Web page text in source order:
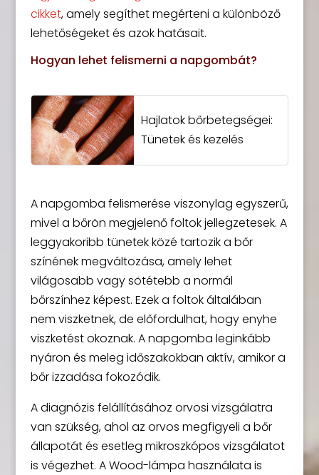
cikket, amely segíthet megérteni a különböző
lehetőségeket és azok hatásait.
Hogyan lehet felismerni a napgombát?
Hajlatok bőrbetegségei:
Tünetek és kezelés
A napgomba felismerése viszonylag egyszerű,
mivel a bőrön megjelenő foltok jellegzetesek. A
leggyakoribb tünetek közé tartozik a bőr
színének megváltozása, amely lehet
világosabb vagy sötétebb a normál
bőrszínhez képest. Ezek a foltok általában
nem viszketnek, de előfordulhat, hogy enyhe
viszketést okoznak. A napgomba leginkább
nyáron és meleg időszakokban aktív, amikor a
bőr izzadása fokozódik.
A diagnózis felállításához orvosi vizsgálatra
van szükség, ahol az orvos megfigyeli a bőr
állapotát és esetleg mikroszkópos vizsgálatot
is végezhet. A Wood-lámpa használata is